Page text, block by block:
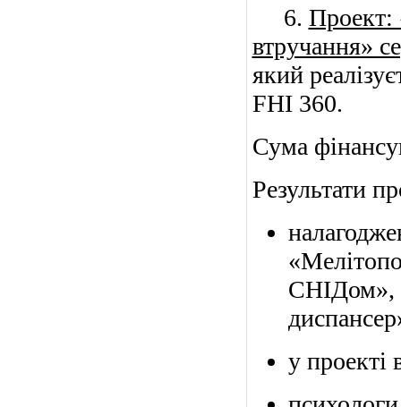
6. Проект:
втручання»
який
FHI 360.
Сума
Результати
СНІДом»,
у проекті